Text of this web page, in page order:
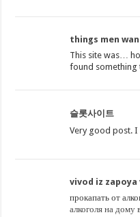
things men
This site was…
found something
슬롯사이트
Very good post. I
vivod iz
прокапать от
алкоголя на дому